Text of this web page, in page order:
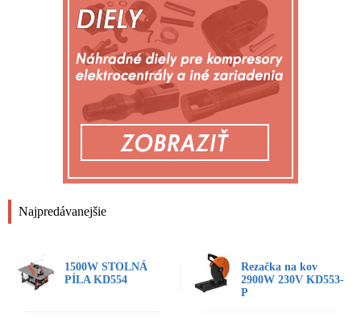
Najpredávanejšie
1500W STOLNÁ
PÍLA KD554
Rezačka na kov
2900W 230V KD553-
P